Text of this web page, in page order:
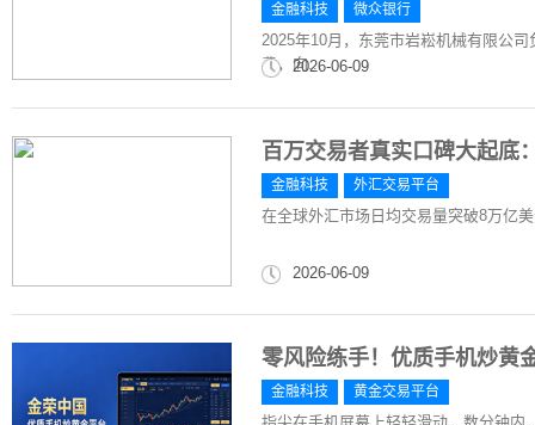
金融科技 微众银行
2025年10月，东莞市岩崧机械有限公
费，向...2026-06-09
百万交易者真实口碑大起底
金融科技 外汇交易平台
在全球外汇市场日均交易量突破8万亿
2026-06-09
零风险练手！优质手机炒黄
金融科技 黄金交易平台